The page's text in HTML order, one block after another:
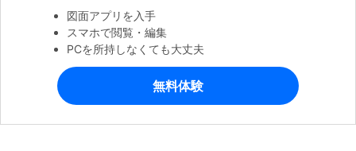
図面アプリを入手
スマホで閲覧・編集
PCを所持しなくても大丈夫
無料体験